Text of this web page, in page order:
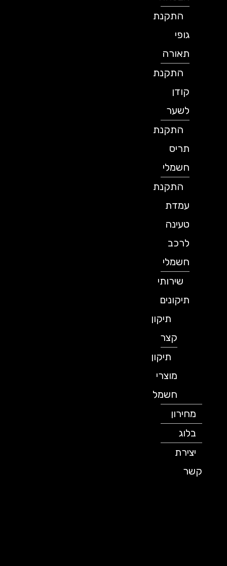
התקנת
תאורה
התקנת
לשער
התקנת
תריס
חשמלי
התקנת
עמדת
טעינה
לרכב
חשמלי
שירותי
תיקונים
תיקון
תיקון
מוצרי
חשמל
מחירון
יצירת
קשר